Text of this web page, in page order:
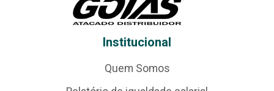
Institucional
Quem Somos